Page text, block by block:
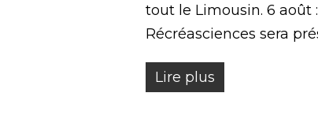
tout le Limousin. 6 août
Récréasciences sera
Lire plus